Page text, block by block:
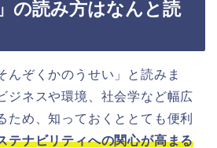
の読み方はなんと読
んぞくかのうせい」と読みま
ジネスや環境、社会学など幅広
ため、知っておくととても便利
テナビリティへの関心が高まる